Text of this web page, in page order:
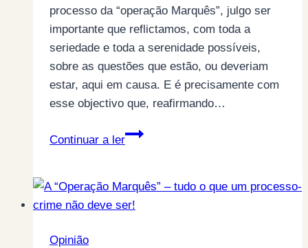
processo da “operação Marquês”, julgo ser
importante que reflictamos, com toda a
seriedade e toda a serenidade possíveis,
sobre as questões que estão, ou deveriam
estar, aqui em causa. E é precisamente com
esse objectivo que, reafirmando…
Continuar a ler
“Operação
De
quem
Opinião